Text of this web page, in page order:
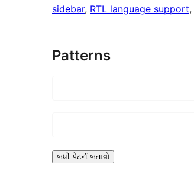
sidebar, RTL language support,
Patterns
બધી પેટર્ન બતાવો